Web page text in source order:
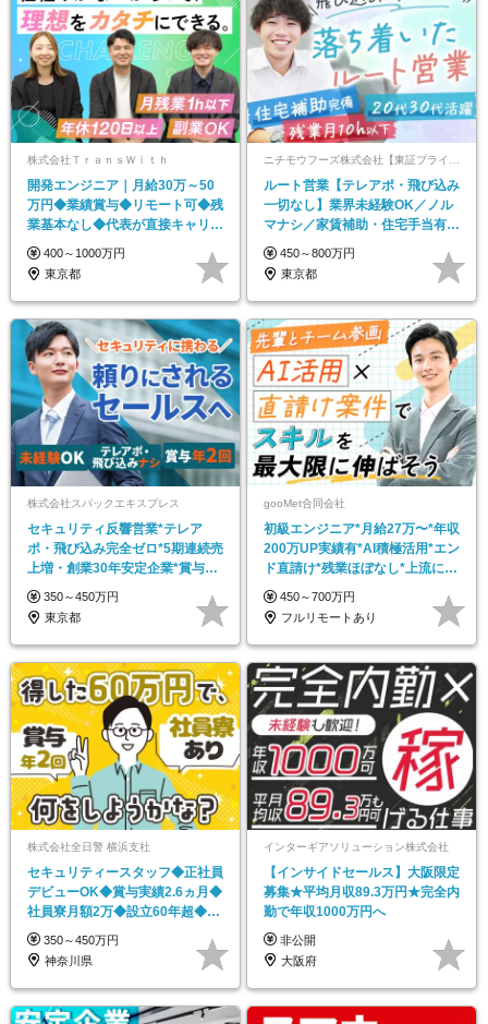
株式会社ＴｒａｎｓＷｉｔｈ
開発エンジニア｜月給30万～50
万円◆業績賞与◆リモート可◆残
業基本なし◆代表が直接キャリア
設計◆年休120日
400～1000万円
東京都
ニチモウフーズ株式会社【東証プライム上場グループ】
ルート営業【テレアポ・飛び込み
一切なし】業界未経験OK／ノル
マナシ／家賃補助・住宅手当有／
残業月10h以下
450～800万円
東京都
株式会社スパックエキスプレス
セキュリティ反響営業*テレア
ポ・飛び込み完全ゼロ*5期連続売
上増・創業30年安定企業*賞与年
2回*住宅手当有
350～450万円
東京都
gooMet合同会社
初級エンジニア*月給27万〜*年収
200万UP実績有*AI積極活用*エン
ド直請け*残業ほぼなし*上流に挑
戦OK
450～700万円
フルリモートあり
株式会社全日警 横浜支社
セキュリティースタッフ◆正社員
デビューOK◆賞与実績2.6ヵ月◆
社員寮月額2万◆設立60年超◆希
望休/連休OK
350～450万円
神奈川県
インターギアソリューション株式会社
【インサイドセールス】大阪限定
募集★平均月収89.3万円★完全内
勤で年収1000万円へ
非公開
大阪府